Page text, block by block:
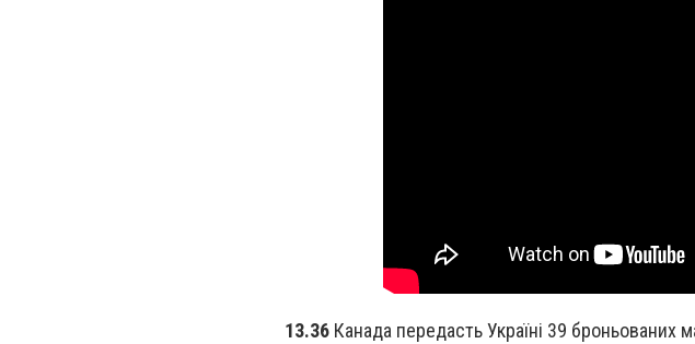
13.36 Канада передасть Україні 39 броньованих